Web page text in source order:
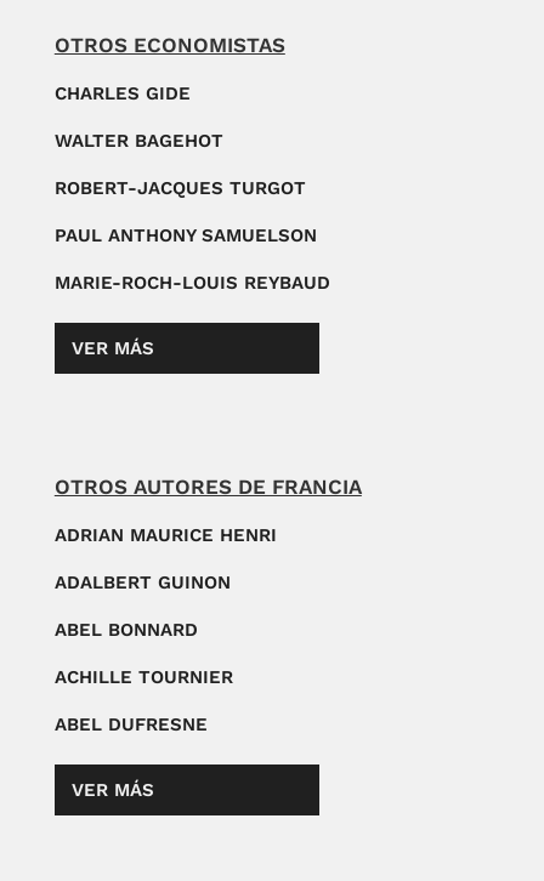
OTROS ECONOMISTAS
CHARLES GIDE
WALTER BAGEHOT
ROBERT-JACQUES TURGOT
PAUL ANTHONY SAMUELSON
MARIE-ROCH-LOUIS REYBAUD
VER MÁS
OTROS AUTORES DE FRANCIA
ADRIAN MAURICE HENRI
ADALBERT GUINON
ABEL BONNARD
ACHILLE TOURNIER
ABEL DUFRESNE
VER MÁS